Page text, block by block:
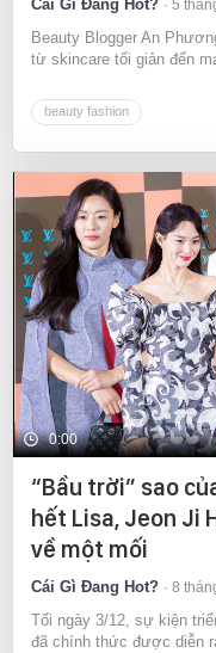
Cái Gì Đang Hot? 5
Beauty Blogger An
từ skincare tối giản đến
beauty fashion
0:00
“Bầu trời” sao
hết Lisa, Jeon Ji
về một mối
Cái Gì Đang Hot? 8
Tối ngày 3/12, sự kiện
đã chính thức được diễn